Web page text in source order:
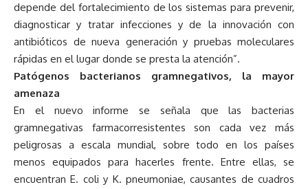
depende del fortalecimiento de los sistemas para prevenir,
diagnosticar y tratar infecciones y de la innovación con
antibióticos de nueva generación y pruebas moleculares
rápidas en el lugar donde se presta la atención”.
Patógenos bacterianos gramnegativos, la mayor
amenaza
En el nuevo informe se señala que las bacterias
gramnegativas farmacorresistentes son cada vez más
peligrosas a escala mundial, sobre todo en los países
menos equipados para hacerles frente. Entre ellas, se
encuentran E. coli y K. pneumoniae, causantes de cuadros